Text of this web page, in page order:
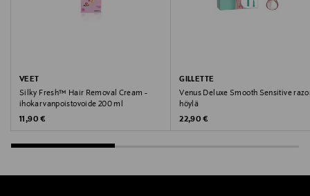
VEET
Silky Fresh™ Hair Removal Cream -
ihokarvanpoistovoide 200 ml
Original Price
11,90 €
GILLETTE
Venus Deluxe Smooth Sensitive
höylä
Original Price
22,90 €